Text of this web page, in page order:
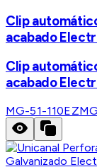
Clip
acabado
Clip
acabado
MG-51-110EZ